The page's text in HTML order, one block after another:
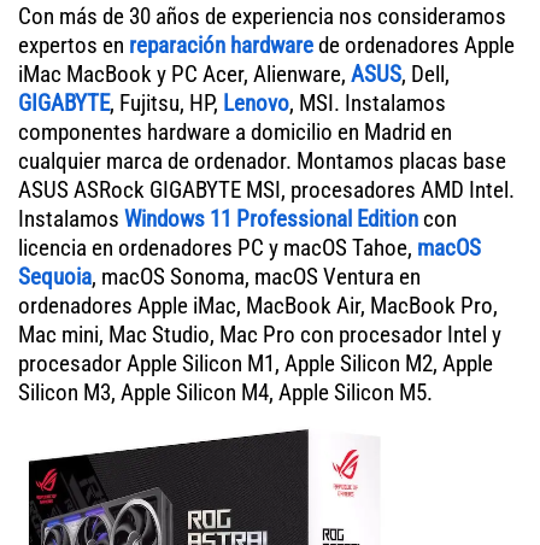
Con más de 30 años de experiencia nos consideramos
expertos en reparación hardwarede ordenadores Apple
iMac MacBook y PC Acer, Alienware, ASUS, Dell,
GIGABYTE, Fujitsu, HP, Lenovo, MSI. Instalamos
componentes hardware a domicilio en Madrid en
cualquier marca de ordenador. Montamos placas base
ASUS ASRock GIGABYTE MSI, procesadores AMD Intel.
Instalamos Windows 11 Professional Edition con
licencia en ordenadores PC y macOS Tahoe, macOS
Sequoia, macOS Sonoma, macOS Ventura en
ordenadores Apple iMac, MacBook Air, MacBook Pro,
Mac mini, Mac Studio, Mac Pro con procesador Intel y
procesador Apple Silicon M1, Apple Silicon M2, Apple
Silicon M3, Apple Silicon M4, Apple Silicon M5.